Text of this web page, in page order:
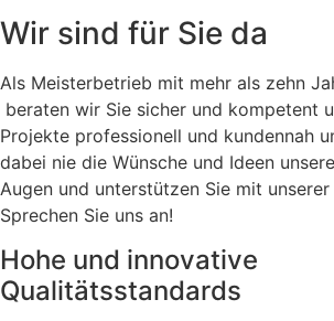
Wir sind für Sie da
Als Meisterbetrieb mit mehr als zehn
beraten wir Sie sicher und kompetent
Projekte professionell und kundennah
dabei nie die Wünsche und Ideen
Augen und unterstützen Sie mit
Sprechen Sie uns an!
Hohe und innovative
Qualitätsstandards